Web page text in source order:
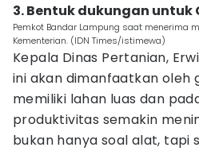
3. Bentuk dukungan untuk
Pemkot Bandar Lampung saat menerima
Kementerian. (IDN Times/istimewa)
Kepala Dinas Pertanian,
ini akan dimanfaatkan oleh
memiliki lahan luas dan
produktivitas semakin
bukan hanya soal alat, tapi